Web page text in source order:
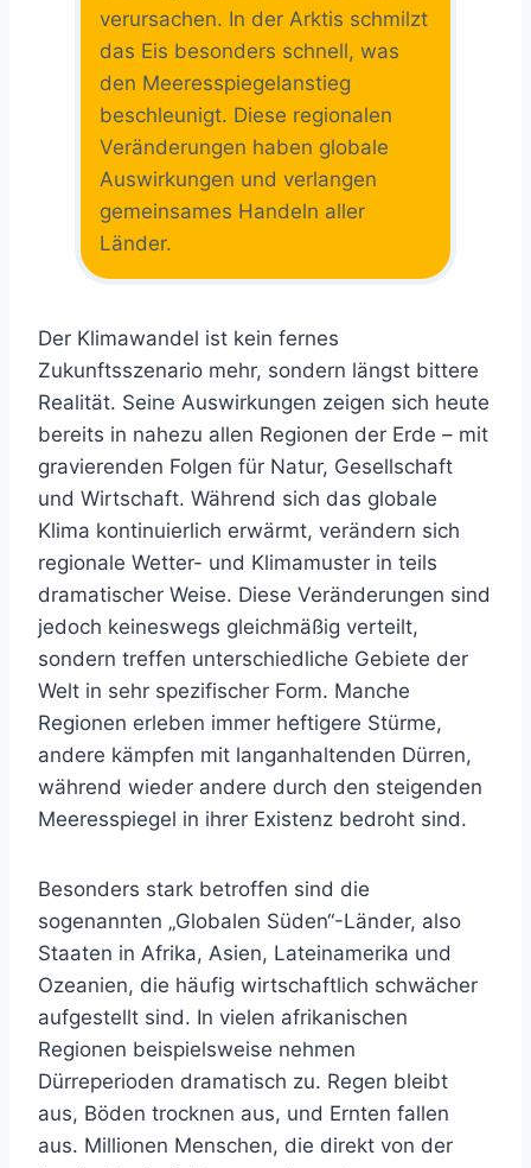
verursachen. In der Arktis schmilzt
das Eis besonders schnell, was
den Meeresspiegelanstieg
beschleunigt. Diese regionalen
Veränderungen haben globale
Auswirkungen und verlangen
gemeinsames Handeln aller
Länder.
Der Klimawandel ist kein fernes
Zukunftsszenario mehr, sondern längst bittere
Realität. Seine Auswirkungen zeigen sich heute
bereits in nahezu allen Regionen der Erde – mit
gravierenden Folgen für Natur, Gesellschaft
und Wirtschaft. Während sich das globale
Klima kontinuierlich erwärmt, verändern sich
regionale Wetter- und Klimamuster in teils
dramatischer Weise. Diese Veränderungen sind
jedoch keineswegs gleichmäßig verteilt,
sondern treffen unterschiedliche Gebiete der
Welt in sehr spezifischer Form. Manche
Regionen erleben immer heftigere Stürme,
andere kämpfen mit langanhaltenden Dürren,
während wieder andere durch den steigenden
Meeresspiegel in ihrer Existenz bedroht sind.
Besonders stark betroffen sind die
sogenannten „Globalen Süden“-Länder, also
Staaten in Afrika, Asien, Lateinamerika und
Ozeanien, die häufig wirtschaftlich schwächer
aufgestellt sind. In vielen afrikanischen
Regionen beispielsweise nehmen
Dürreperioden dramatisch zu. Regen bleibt
aus, Böden trocknen aus, und Ernten fallen
aus. Millionen Menschen, die direkt von der